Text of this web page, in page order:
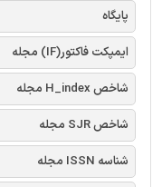
پایگاه
ایمپکت فاکتور(IF) مجله
شاخص H_index مجله
شاخص SJR مجله
شناسه ISSN مجله